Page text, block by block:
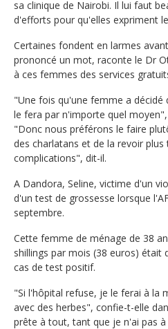
sa clinique de Nairobi. Il lui faut
d'efforts pour qu'elles expriment
Certaines fondent en larmes
prononcé un mot, raconte le Dr
à ces femmes des services
"Une fois qu'une femme a décidé
le fera par n'importe quel
"Donc nous préférons le faire
des charlatans et de la revoir plus
complications", dit-il.
A Dandora, Seline, victime d'un
d'un test de grossesse lorsque
septembre.
Cette femme de ménage de 38
shillings par mois (38 euros) était
cas de test positif.
"Si l'hôpital refuse, je le ferai à la
avec des herbes", confie-t-elle
prête à tout, tant que je n'ai pas à